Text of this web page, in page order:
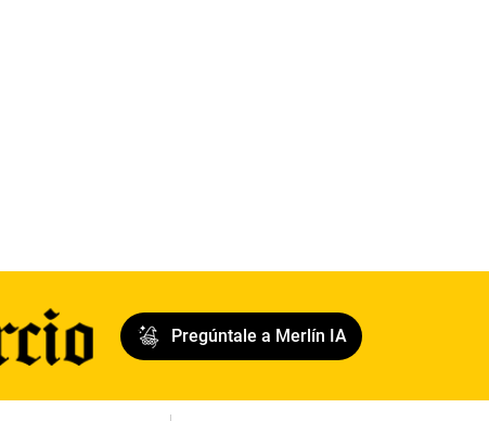
Pregúntale a Merlín IA